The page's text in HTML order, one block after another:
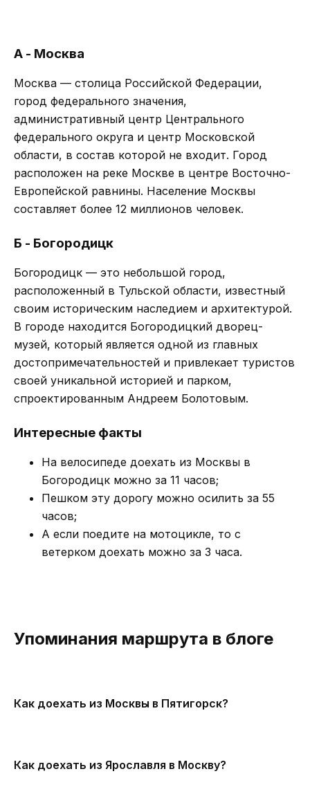
А - Москва
Москва — столица Российской Федерации,
город федерального значения,
административный центр Центрального
федерального округа и центр Московской
области, в состав которой не входит. Город
расположен на реке Москве в центре Восточно-
Европейской равнины. Население Москвы
составляет более 12 миллионов человек.
Б - Богородицк
Богородицк — это небольшой город,
расположенный в Тульской области, известный
своим историческим наследием и архитектурой.
В городе находится Богородицкий дворец-
музей, который является одной из главных
достопримечательностей и привлекает туристов
своей уникальной историей и парком,
спроектированным Андреем Болотовым.
Интересные факты
На велосипеде доехать из Москвы в
Богородицк можно за 11 часов;
Пешком эту дорогу можно осилить за 55
часов;
А если поедите на мотоцикле, то с
ветерком доехать можно за 3 часа.
Упоминания маршрута в блоге
Как доехать из Москвы в Пятигорск?
Как доехать из Ярославля в Москву?